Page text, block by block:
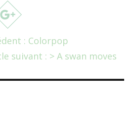
: Colorpop
suivant : > A swan moves